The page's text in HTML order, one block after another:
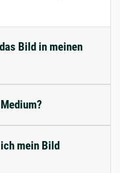
Bild in meinen
mein Bild